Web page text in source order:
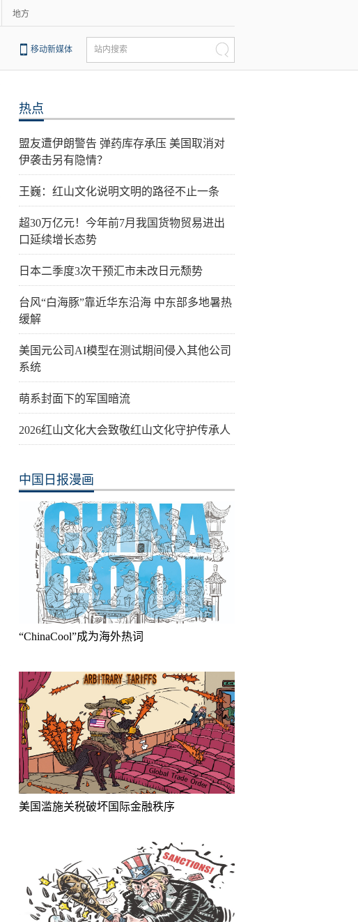
地方
移动新媒体 站内搜索
热点
盟友遭伊朗警告 弹药库存承压 美国取消对
伊袭击另有隐情？
王巍：红山文化说明文明的路径不止一条
超30万亿元！今年前7月我国货物贸易进出
口延续增长态势
日本二季度3次干预汇市未改日元颓势
台风“白海豚”靠近华东沿海 中东部多地暑热
缓解
美国元公司AI模型在测试期间侵入其他公司
系统
萌系封面下的军国暗流
2026红山文化大会致敬红山文化守护传承人
中国日报漫画
“ChinaCool”成为海外热词
美国滥施关税破坏国际金融秩序